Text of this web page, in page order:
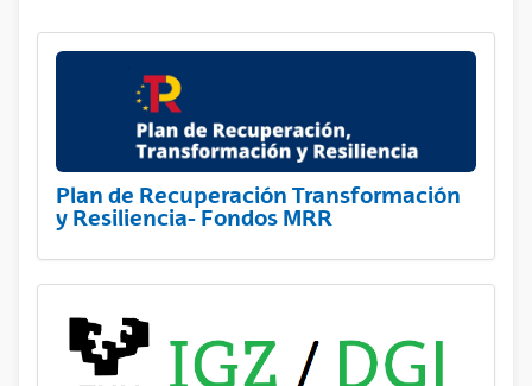
Plan de Recuperación Transformación
y Resiliencia- Fondos MRR